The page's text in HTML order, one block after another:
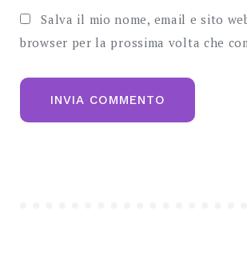
Salva il mio nome, email e sito
browser per la prossima volta che